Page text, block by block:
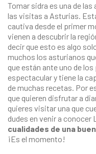
Tomar sidra es una de
las visitas a Asturias.
cautiva desde el primer
vienen a descubrir la
decir que esto es algo
muchos los asturianos
que están ante uno de
espectacular y tiene la
de muchas recetas. Por
que quieren disfrutar a
quieres visitar una que
dudes en venir a conocer
cualidades de una
¡Es el momento!